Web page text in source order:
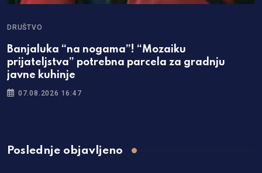
DRUŠTVO
Banjaluka “na nogama”! “Mozaiku
prijateljstva” potrebna parcela za gradnju
javne kuhinje
07.08.2026 16:47
Poslednje objavljeno